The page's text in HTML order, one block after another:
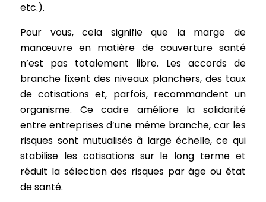
etc.).
Pour vous, cela signifie que la marge de
manœuvre en matière de couverture santé
n’est pas totalement libre. Les accords de
branche fixent des niveaux planchers, des taux
de cotisations et, parfois, recommandent un
organisme. Ce cadre améliore la solidarité
entre entreprises d’une même branche, car les
risques sont mutualisés à large échelle, ce qui
stabilise les cotisations sur le long terme et
réduit la sélection des risques par âge ou état
de santé.